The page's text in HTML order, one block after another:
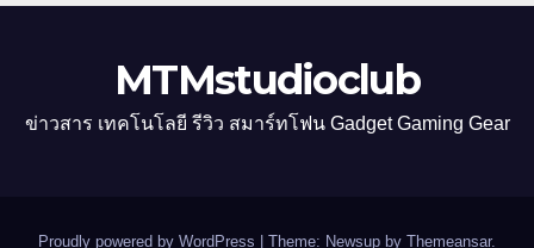
MTMstudioclub
ข่าวสาร เทคโนโลยี รีวิว สมาร์ทโฟน Gadget Gaming Gear
Proudly powered by WordPress Theme: Newsup by Themeansar.